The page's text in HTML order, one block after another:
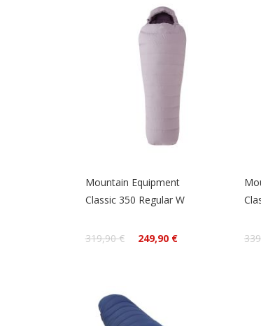
Mountain Equipment
Classic 350 Regular W
319,90 € 249,90 €